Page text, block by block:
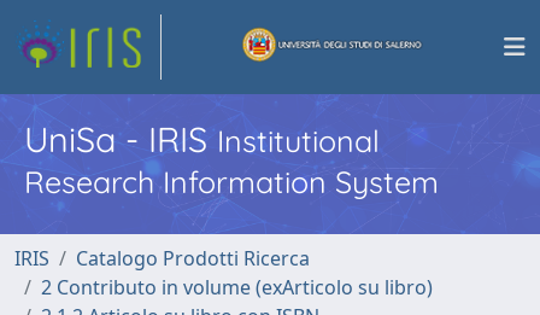
UniSa - IRISInstitutional
Research Information System
IRIS
Catalogo Prodotti Ricerca
2 Contributo in volume (exArticolo su libro)